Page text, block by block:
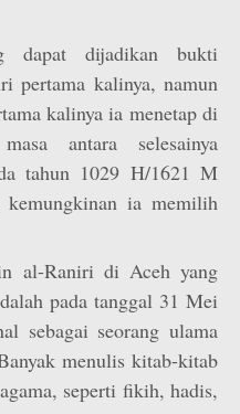
dapat dijadikan bukti
pertama kalinya, namun
kalinya ia menetap di
antara selesainya
tahun 1029 H/1621 M
ia memilih
al-Raniri di Aceh yang
pada tanggal 31 Mei
sebagai seorang ulama
menulis kitab-kitab
seperti fikih, hadis,